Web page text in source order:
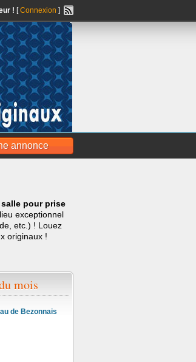
! [Connexion ]
annonce
pour prise
exceptionnel
etc.) ! Louez
originaux !
mois
de Bezonnais